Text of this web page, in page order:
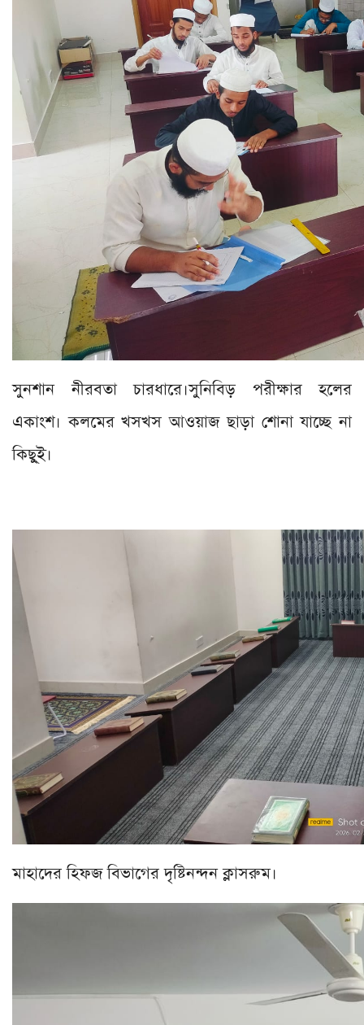
সুনশান নীরবতা চারধারে।সুনিবিড় পরীক্ষার হলের
একাংশ। কলমের খসখস আওয়াজ ছাড়া শোনা যাচ্ছে না
কিছু্ই।
মাহাদের হিফজ বিভাগের দৃষ্টিনন্দন ক্লাসরুম।